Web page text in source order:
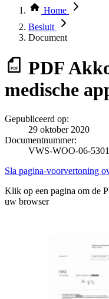
Thema COVID-19
Bekijk per
Home
Besluit
Document
PDF
medische
Gepubliceerd op:
29 oktober 2020
Documentnummer:
VWS-WOO-06-
Sla pagina-voorvertoning
Klik op een pagina om de
uw browser